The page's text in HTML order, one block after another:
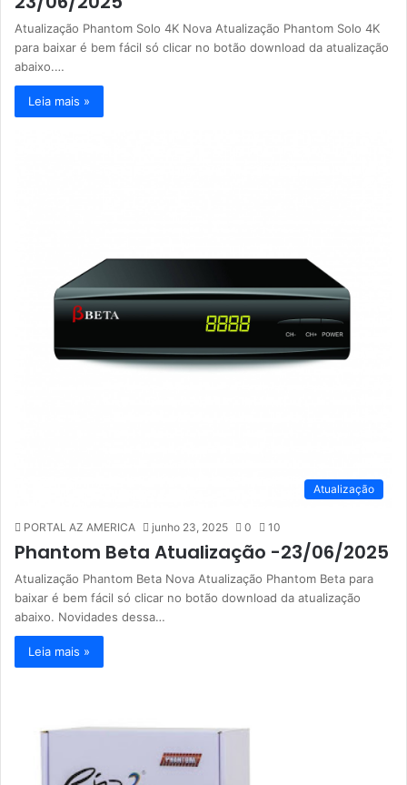
Atualização Phantom Solo 4K Nova Atualização Phantom Solo 4K
para baixar é bem fácil só clicar no botão download da atualização
abaixo.…
Leia mais »
Atualização
PORTAL AZ AMERICA junho 23, 2025 0 10
Phantom Beta Atualização -23/06/2025
Atualização Phantom Beta Nova Atualização Phantom Beta para
baixar é bem fácil só clicar no botão download da atualização
abaixo. Novidades dessa…
Leia mais »